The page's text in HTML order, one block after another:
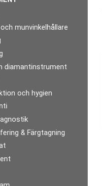
munvinkelhållare
diamantinstrument
och hygien
& Färgtagning